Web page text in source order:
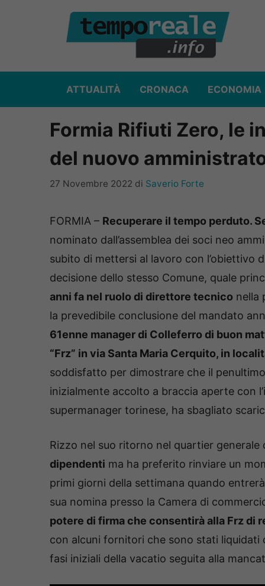
ATTUALITÀ CRONACA ECONOMIA
Formia Rifiuti Zero, le
del nuovo
27 Novembre 2022 di Saverio Forte
FORMIA – Recuperare il tempo perduto.
nominato dall’assemblea dei soci neo
subito di mettersi al lavoro con l’obiettivo
decisione dello stesso Comune, quale
anni fa nel ruolo di direttore tecnico nella
la prevedibile conclusione del mandato
61enne manager di Colleferro di buon
“Frz” in via Santa Maria Cerquito, in
soddisfatto per dimostrare che il
inizialmente accolto a braccia aperte con
supermanager torinese, ha sbagliato
Rizzo nel suo ritorno nel quartier generale
dipendenti ma ha preferito rinviare un
primi giorni della settimana quando
sua nomina presso la Camera di
potere di firma che consentirà alla Frz di
con alcuni fornitori che sono stati liquidati
fasi iniziali della vacatio seguita alla